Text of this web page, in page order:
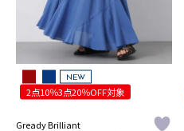
NEW
2点10％3点20％OFF対象
Gready Brilliant